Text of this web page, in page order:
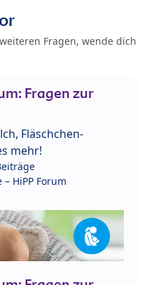
Fragen, wende dich
Fragen zur
Fläschchen-
mehr!
– HiPP Forum